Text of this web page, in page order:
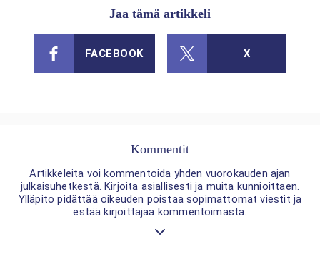
Jaa tämä artikkeli
FACEBOOK X
Kommentit
Artikkeleita voi kommentoida yhden vuorokauden ajan
julkaisuhetkestä. Kirjoita asiallisesti ja muita kunnioittaen.
Ylläpito pidättää oikeuden poistaa sopimattomat viestit ja
estää kirjoittajaa kommentoimasta.